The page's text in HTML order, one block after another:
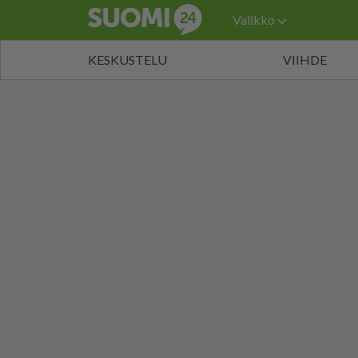
Valikko
KESKUSTELU VIIHDE